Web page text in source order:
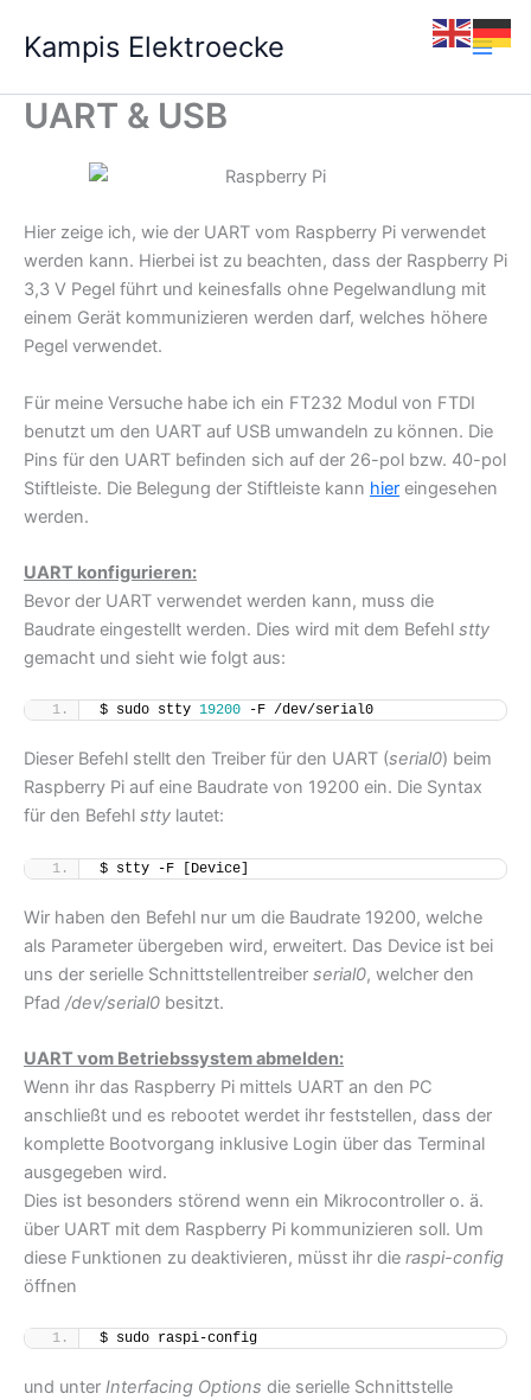
InhaltKampis Elektroecke
UART & USB
Hier zeige ich, wie der UART vom Raspberry Pi verwendet
werden kann. Hierbei ist zu beachten, dass der Raspberry Pi
3,3 V Pegel führt und keinesfalls ohne Pegelwandlung mit
einem Gerät kommunizieren werden darf, welches höhere
Pegel verwendet.
Für meine Versuche habe ich ein FT232 Modul von FTDI
benutzt um den UART auf USB umwandeln zu können. Die
Pins für den UART befinden sich auf der 26-pol bzw. 40-pol
Stiftleiste. Die Belegung der Stiftleiste kann hier eingesehen
werden.
UART konfigurieren:
Bevor der UART verwendet werden kann, muss die
Baudrate eingestellt werden. Dies wird mit dem Befehl stty
gemacht und sieht wie folgt aus:
$ sudo stty 19200 -F /dev/serial0
Dieser Befehl stellt den Treiber für den UART (serial0) beim
Raspberry Pi auf eine Baudrate von 19200 ein. Die Syntax
für den Befehl stty lautet:
$ stty -F [Device]
Wir haben den Befehl nur um die Baudrate 19200, welche
als Parameter übergeben wird, erweitert. Das Device ist bei
uns der serielle Schnittstellentreiber serial0, welcher den
Pfad /dev/serial0 besitzt.
UART vom Betriebssystem abmelden:
Wenn ihr das Raspberry Pi mittels UART an den PC
anschließt und es rebootet werdet ihr feststellen, dass der
komplette Bootvorgang inklusive Login über das Terminal
ausgegeben wird.
Dies ist besonders störend wenn ein Mikrocontroller o. ä.
über UART mit dem Raspberry Pi kommunizieren soll. Um
diese Funktionen zu deaktivieren, müsst ihr die raspi-config
öffnen
$ sudo raspi-config
und unter Interfacing Options die serielle Schnittstelle